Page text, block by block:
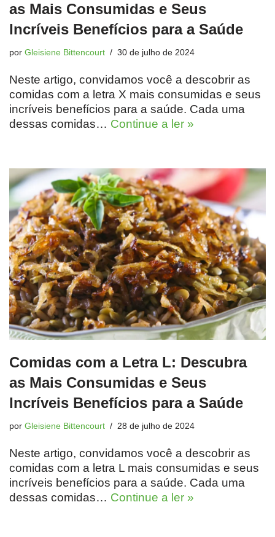
as Mais Consumidas e Seus
Incríveis Benefícios para a Saúde
por Gleisiene Bittencourt 30 de julho de 2024
Neste artigo, convidamos você a descobrir as
comidas com a letra X mais consumidas e seus
incríveis benefícios para a saúde. Cada uma
dessas comidas… Continue a ler »
Comidas com a Letra L: Descubra
as Mais Consumidas e Seus
Incríveis Benefícios para a Saúde
por Gleisiene Bittencourt 28 de julho de 2024
Neste artigo, convidamos você a descobrir as
comidas com a letra L mais consumidas e seus
incríveis benefícios para a saúde. Cada uma
dessas comidas… Continue a ler »